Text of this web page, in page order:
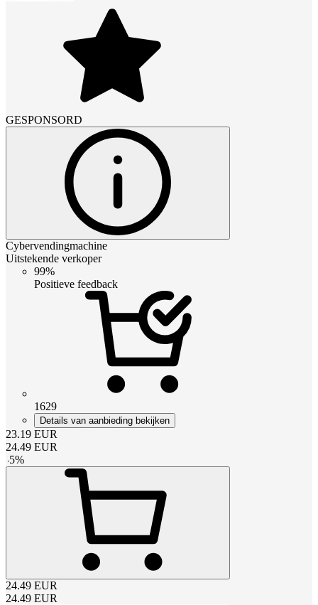
GESPONSORD
Cybervendingmachine
Uitstekende verkoper
99%
Positieve feedback
1629
Details van aanbieding bekijken
23.19 EUR
24.49 EUR
-5%
24.49 EUR
24.49 EUR